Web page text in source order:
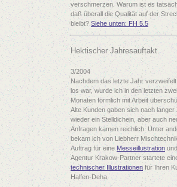
verschmerzen. Warum ist es
daß überall die Qualität auf der
bleibt? Siehe unten: FH 5.5
Hektischer Jahresauftakt.
3/2004
Nachdem das letzte Jahr
los war, wurde ich in den letzten zwei
Monaten förmlich mit Arbeit
Alte Kunden gaben sich nach langer
wieder ein Stelldichein, aber auch
Anfragen kamen reichlich. Unter
bekam ich von Liebherr
Auftrag für eine Messeillustration
Agentur Krakow-Partner startete
technischer Illustrationen für Ihren
Halfen-Deha.